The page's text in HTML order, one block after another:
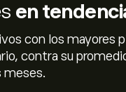
en
con los mayores
contra su
meses.